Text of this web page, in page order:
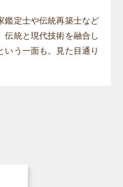
鑑定士や伝統再築士など
伝統と現代技術を融合し
いう一面も。見た目通り